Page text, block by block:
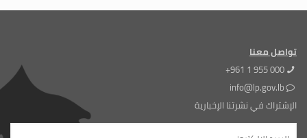
تواصل معنا
+961 1 955 000
info@lp.gov.lb
الإشتراك في نشرتنا الإخبارية